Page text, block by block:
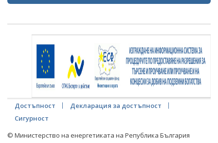
Достъпност
Декларация за достъпност
Сигурност
© Министерство на енергетиката на Република България